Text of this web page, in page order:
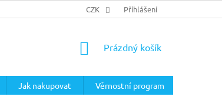
PODMÍNKY OCHRANY OSOBNÍCH ÚDAJŮ
CZK Přihlášení
NÁKUPNÍ
Prázdný košík
Jak nakupovat
Věrnostní program